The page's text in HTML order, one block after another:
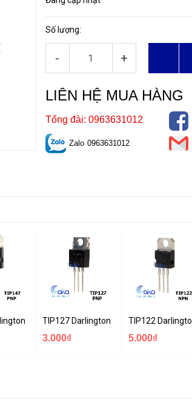
Số lượng:
- +
LIÊN HỆ MUA HÀNG
Tổng đài: 0963631012
Zalo 0963631012
PNP Transistor 10A 100V
TIP127 Darlington PNP Transistor 5A
3.000₫
TIP122
5.000₫